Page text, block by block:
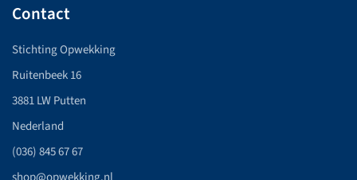
Contact
Stichting Opwekking
Ruitenbeek 16
3881 LW Putten
Nederland
(036) 845 67 67